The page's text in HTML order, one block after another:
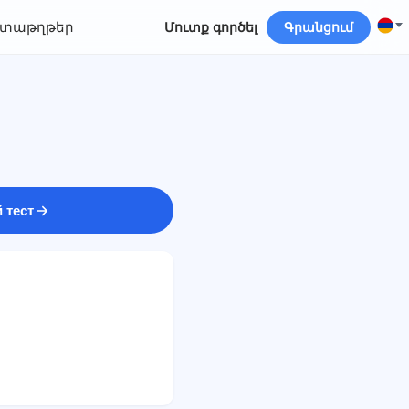
Մուտք գործել Գրանցում